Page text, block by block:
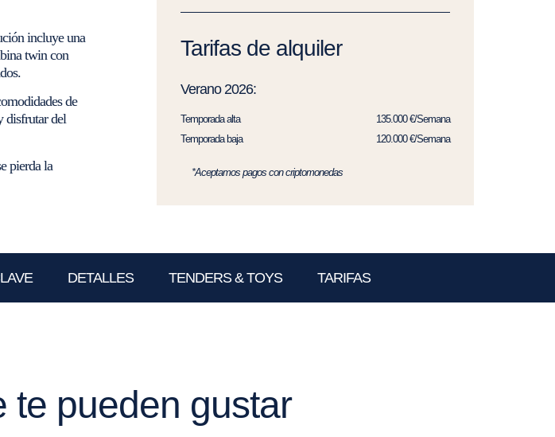
incluye una
twin con
de
disfrutar del
pierda la
Tarifas de alquiler
Verano 2026:
Temporada alta
135.000 €/Semana
Temporada baja
120.000 €/Semana
*Aceptamos pagos con criptomonedas
DETALLES TENDERS & TOYS TARIFAS
te pueden gustar